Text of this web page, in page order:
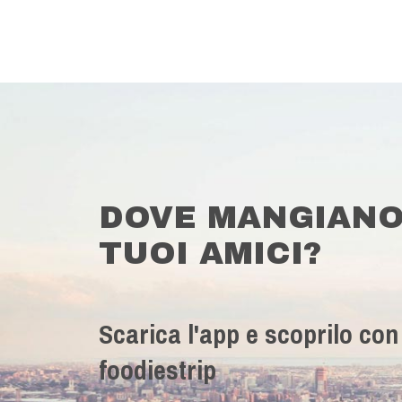
DOVE
TUOI AMICI?
Scarica l'app e scoprilo con
foodiestrip